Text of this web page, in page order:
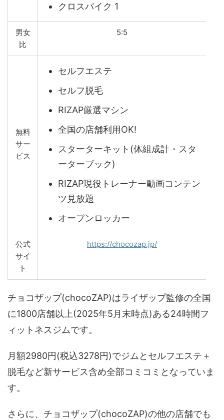
クロスバイク 1
男女
比
5:5
無料
サー
ビス
セルフエステ
セルフ脱毛
RIZAP厳選マシン
全国の店舗利用OK!
スターターキット(体組成計・スタ
ーターブック)
RIZAP現役トレーナー動画コンテン
ツ見放題
オープンロッカー
公式
サイ
ト
https://chocozap.jp/
チョコザップ(chocoZAP)はライザップ監修の全国
に1800店舗以上(2025年5月末時点)ある24時間フ
ィットネスジムです。
月額2980円(税込3278円)でジムとセルフエステ＋
脱毛など新サービス含め全部コミコミとなっていま
す。
さらに、チョコザップ(chocoZAP)の他の店舗でも